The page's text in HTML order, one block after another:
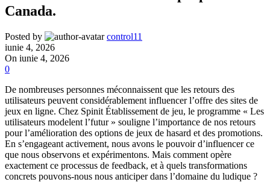
Canada.
Posted by
control11
iunie 4, 2026
On iunie 4, 2026
0
De nombreuses personnes méconnaissent que les retours des
utilisateurs peuvent considérablement influencer l’offre des sites de
jeux en ligne. Chez Spinit Établissement de jeu, le programme « Les
utilisateurs modelent l’futur » souligne l’importance de nos retours
pour l’amélioration des options de jeux de hasard et des promotions.
En s’engageant activement, nous avons le pouvoir d’influencer ce
que nous observons et expérimentons. Mais comment opère
exactement ce processus de feedback, et à quels transformations
concrets pouvons-nous nous anticiper dans l’domaine du ludique ?